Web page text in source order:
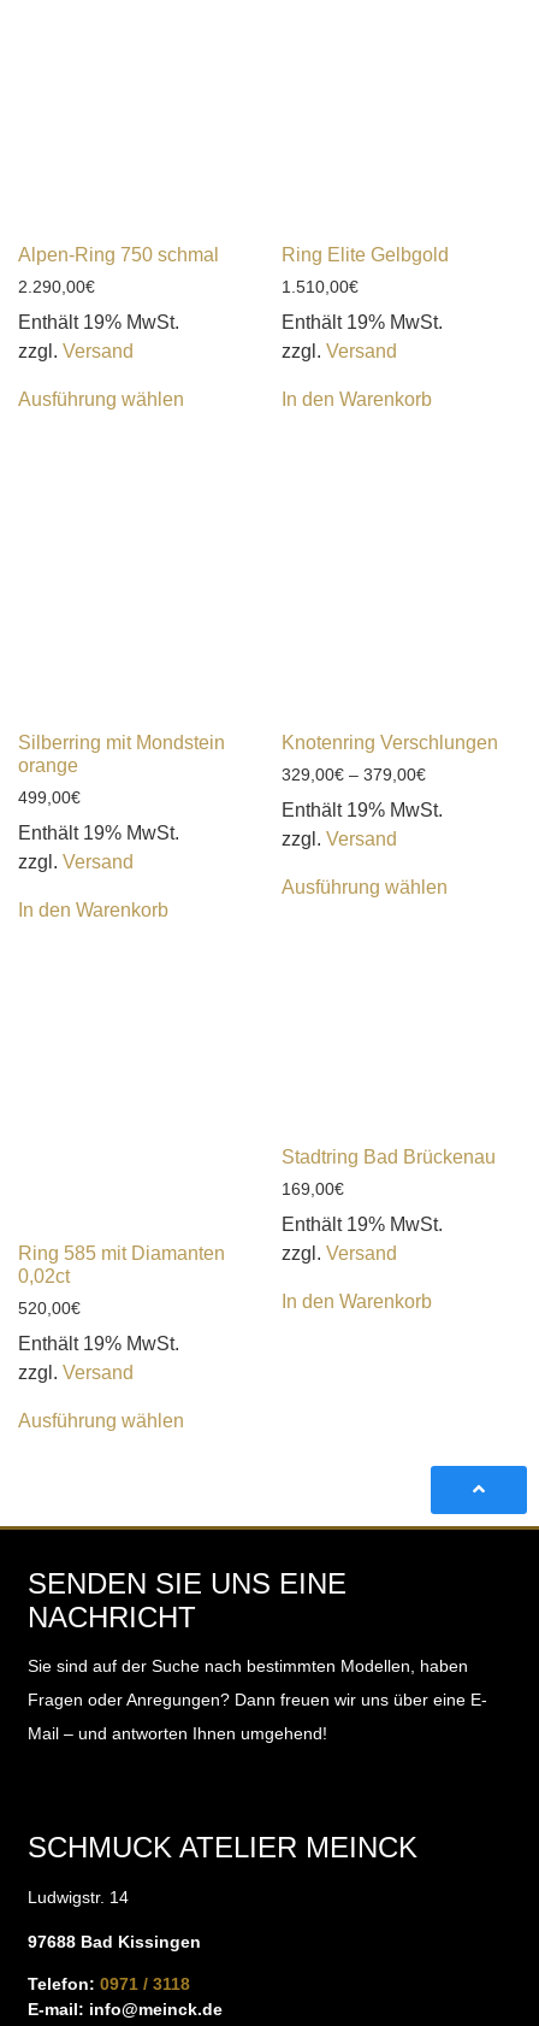
Alpen-Ring 750 schmal
2.290,00€
Enthält 19% MwSt.
zzgl. Versand
Ausführung wählen
Ring Elite Gelbgold
1.510,00€
Enthält 19% MwSt.
zzgl. Versand
In den Warenkorb
Silberring mit Mondstein
orange
499,00€
Enthält 19% MwSt.
zzgl. Versand
In den Warenkorb
Knotenring Verschlungen
329,00€ – 379,00€
Enthält 19% MwSt.
zzgl. Versand
Ausführung wählen
Ring 585 mit Diamanten
0,02ct
520,00€
Enthält 19% MwSt.
zzgl. Versand
Ausführung wählen
Stadtring Bad Brückenau
169,00€
Enthält 19% MwSt.
zzgl. Versand
In den Warenkorb
SENDEN SIE UNS EINE
NACHRICHT
Sie sind auf der Suche nach bestimmten Modellen, haben
Fragen oder Anregungen? Dann freuen wir uns über eine E-
Mail – und antworten Ihnen umgehend!
SCHMUCK ATELIER MEINCK
Ludwigstr. 14
97688 Bad Kissingen
Telefon: 0971 / 3118
E-mail: info@meinck.de